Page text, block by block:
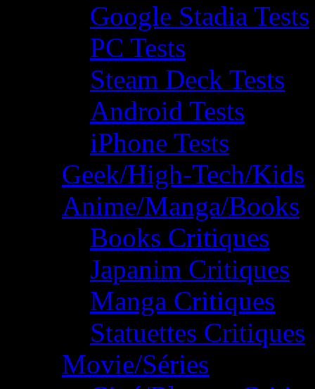
Google Stadia Tests
PC Tests
Steam Deck Tests
Android Tests
iPhone Tests
Geek/High-Tech/Kids
Anime/Manga/Books
Books Critiques
Japanim Critiques
Manga Critiques
Statuettes Critiques
Movie/Séries